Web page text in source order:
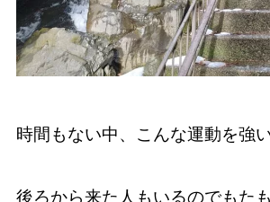
時間もない中、こんな運動を強
後ろから来た人もいるのでもた